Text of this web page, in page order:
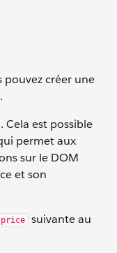
pouvez créer une
Cela est possible
permet aux
sur le DOM
et son
suivante au